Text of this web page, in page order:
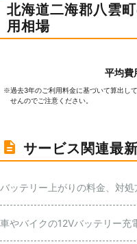
北海道二海郡八雲
用相場
平均費
※過去3年のご利⽤料⾦に基づいて算出し
せんのでご注意ください。
サービス関連最
バッテリー上がりの料金、対
車やバイクの12Vバッテリー充